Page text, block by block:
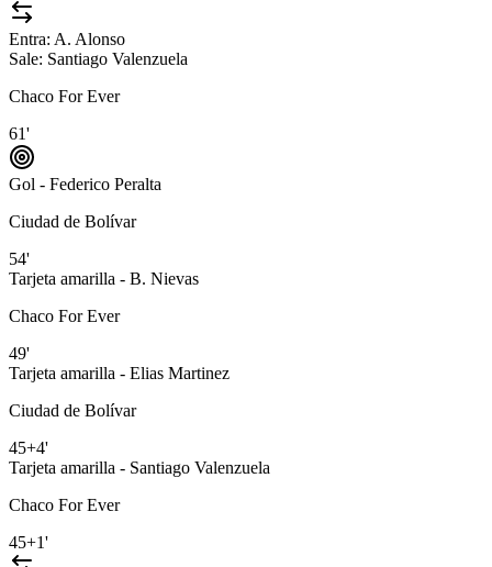
Entra: A. Alonso
Sale: Santiago Valenzuela
Chaco For Ever
61'
Gol - Federico Peralta
Ciudad de Bolívar
54'
Tarjeta amarilla - B. Nievas
Chaco For Ever
49'
Tarjeta amarilla - Elias Martinez
Ciudad de Bolívar
45+4'
Tarjeta amarilla - Santiago Valenzuela
Chaco For Ever
45+1'